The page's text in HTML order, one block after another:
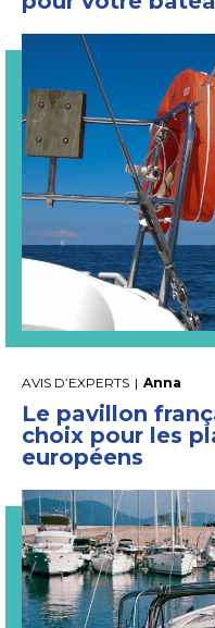
Anna
|
AVIS D’EXPERTS
Le pavillon
choix pour les
européens